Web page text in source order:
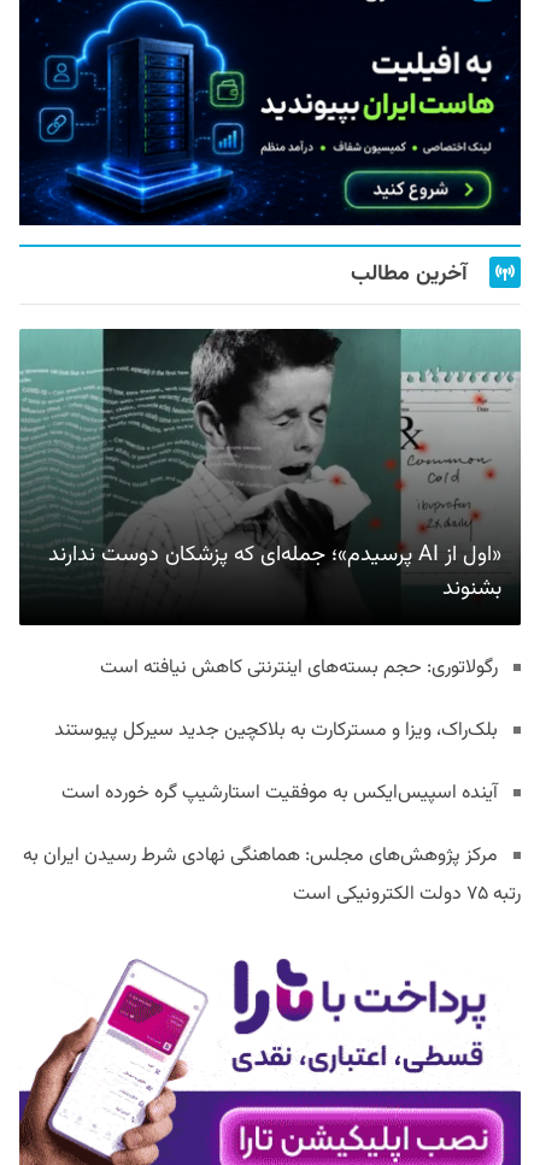
آخرین مطالب
«اول از AI پرسیدم»؛ جمله‌ای که پزشکان دوست ندارند
بشنوند
رگولاتوری: حجم بسته‌های اینترنتی کاهش نیافته است
بلک‌راک، ویزا و مسترکارت به بلاکچین جدید سیرکل پیوستند
آینده اسپیس‌ایکس به موفقیت استارشیپ گره خورده است
مرکز پژوهش‌های مجلس: هماهنگی نهادی شرط رسیدن ایران به
رتبه ۷۵ دولت الکترونیکی است